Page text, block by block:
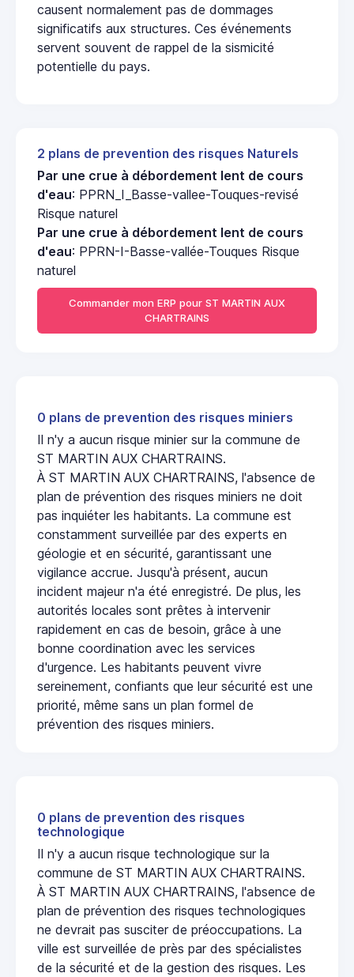
causent normalement pas de dommages
significatifs aux structures. Ces événements
servent souvent de rappel de la sismicité
potentielle du pays.
2 plans de prevention des risques Naturels
Par une crue à débordement lent de cours
d'eau: PPRN_I_Basse-vallee-Touques-revisé
Risque naturel
Par une crue à débordement lent de cours
d'eau: PPRN-I-Basse-vallée-Touques Risque
naturel
Commander mon ERP pour ST MARTIN AUX
CHARTRAINS
0 plans de prevention des risques miniers
Il n'y a aucun risque minier sur la commune de
ST MARTIN AUX CHARTRAINS.
À ST MARTIN AUX CHARTRAINS, l'absence de
plan de prévention des risques miniers ne doit
pas inquiéter les habitants. La commune est
constamment surveillée par des experts en
géologie et en sécurité, garantissant une
vigilance accrue. Jusqu'à présent, aucun
incident majeur n'a été enregistré. De plus, les
autorités locales sont prêtes à intervenir
rapidement en cas de besoin, grâce à une
bonne coordination avec les services
d'urgence. Les habitants peuvent vivre
sereinement, confiants que leur sécurité est une
priorité, même sans un plan formel de
prévention des risques miniers.
0 plans de prevention des risques
technologique
Il n'y a aucun risque technologique sur la
commune de ST MARTIN AUX CHARTRAINS.
À ST MARTIN AUX CHARTRAINS, l'absence de
plan de prévention des risques technologiques
ne devrait pas susciter de préoccupations. La
ville est surveillée de près par des spécialistes
de la sécurité et de la gestion des risques. Les